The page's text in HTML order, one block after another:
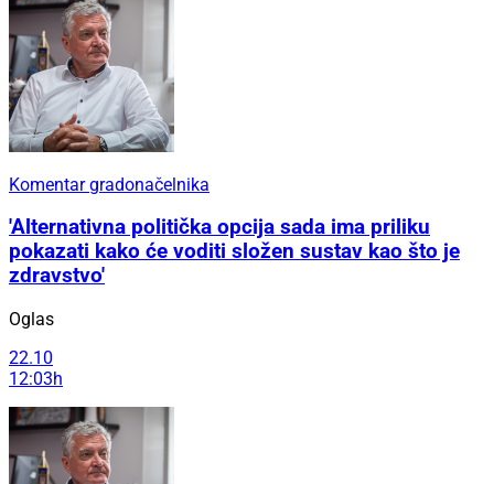
Komentar gradonačelnika
'Alternativna politička opcija sada ima priliku
pokazati kako će voditi složen sustav kao što je
zdravstvo'
Oglas
22.10
12:03h